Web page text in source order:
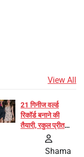
View All
21 गिनीज वर्ल्ड
रिकॉर्ड बनाने की
तैयारी, रकुल प्रीत
और प्रज्ञा जायसवाल
बनीं योग अभियान का
Shama